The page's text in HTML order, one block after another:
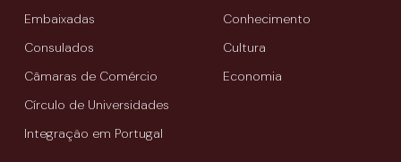
Embaixadas
Consulados
Câmaras de Comércio
Círculo de Universidades
Integração em Portugal
Conhecimento
Cultura
Economia